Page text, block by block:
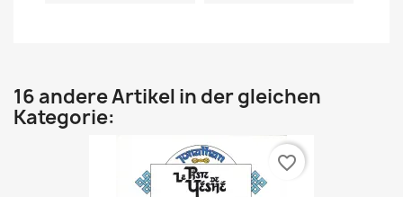
16 andere Artikel in der gleichen
Kategorie:
favorite_border